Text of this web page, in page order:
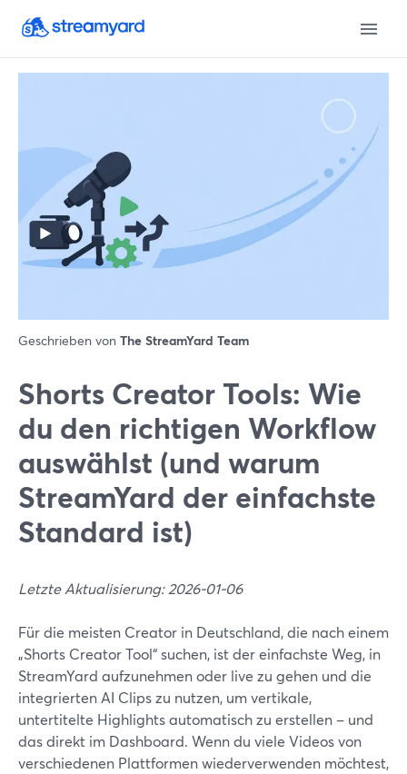
Geschrieben von The StreamYard Team
Shorts Creator Tools: Wie
du den richtigen Workflow
auswählst (und warum
StreamYard der einfachste
Standard ist)
Letzte Aktualisierung: 2026-01-06
Für die meisten Creator in Deutschland, die nach einem
„Shorts Creator Tool“ suchen, ist der einfachste Weg, in
StreamYard aufzunehmen oder live zu gehen und die
integrierten AI Clips zu nutzen, um vertikale,
untertitelte Highlights automatisch zu erstellen – und
das direkt im Dashboard. Wenn du viele Videos von
verschiedenen Plattformen wiederverwenden möchtest,